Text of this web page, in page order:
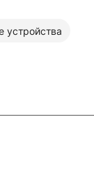
устройства